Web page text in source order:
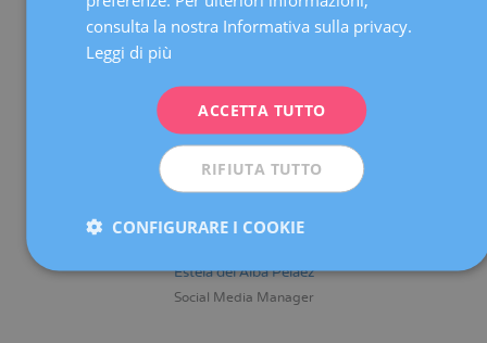
Estela del Alba Peláez
Social Media Manager
DEUTSCH
consulta la nostra Informativa sulla privacy.
Leggi di più
ACCETTA TUTTO
RIFIUTA TUTTO
CONFIGURARE I COOKIE